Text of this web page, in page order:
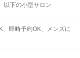
以下の小型サロン
即時予約OK
メンズに